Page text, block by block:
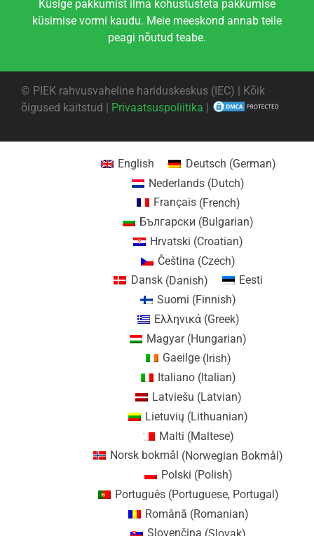
Küsige pakkumist ilma kohustusteta pakkumise
küsimise vormi kaudu. Meie meeskond annab teile
peagi nõutud teabe.
© PIEK rahvusvaheline hariduskeskus (IEC) | Kõik
õigused kaitstud | Privaatsuspoliitika |
English Deutsch (German)
Nederlands (Dutch)
Français(French)
Български (Bulgarian)
Hrvatski (Croatian)
Čeština (Czech)
Dansk(Danish)
Eesti
Suomi (Finnish)
Ελληνικά(Greek)
Magyar(Hungarian)
Gaeilge(Irish)
Italiano(Italian)
Latviešu (Latvian)
Lietuvių (Lithuanian)
Malti (Maltese)
Norsk bokmål (Norwegian Bokmål)
Polski (Polish)
Português(Portuguese, Portugal)
Română (Romanian)
Slovenčina (Slovak)